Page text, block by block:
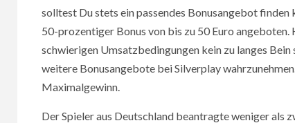
solltest Du stets ein passendes Bonusangebot
50-prozentiger Bonus von bis zu 50 Euro
schwierigen Umsatzbedingungen kein zu langes
weitere Bonusangebote bei Silverplay
Maximalgewinn.
Der Spieler aus Deutschland beantragte weniger als